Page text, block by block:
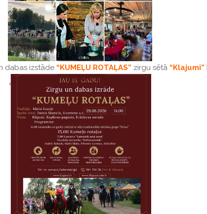
dabas izstāde “KUMEĻU ROTAĻAS” zirgu sētā “Klajumi”